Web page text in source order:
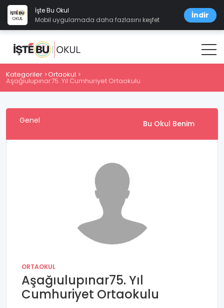
İşte Bu Okul
Mobil uygulamada daha fazlasını keşfet
İndir
Kategoriler Ortaokul
Aşağıulupınar75. Yıl Cumhuriyet Ortaokulu
Genel Bu Okul Benim
ORTAOKUL
Aşağıulupınar75. Yıl
Cumhuriyet Ortaokulu